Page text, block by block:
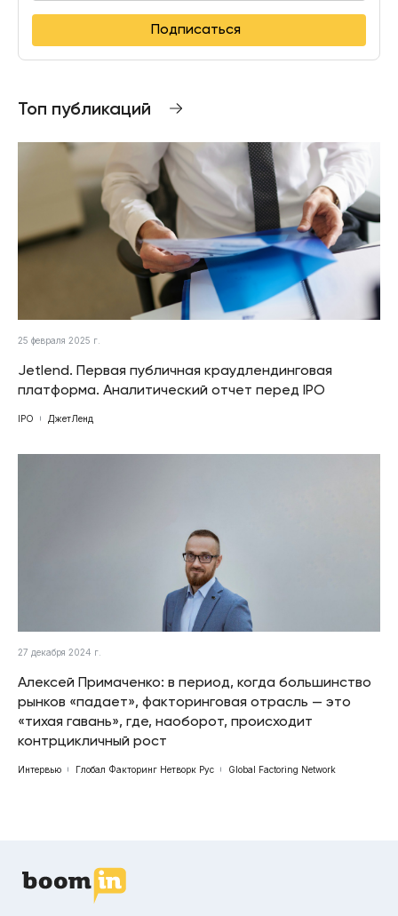
Подписаться
Топ публикаций
25 февраля 2025 г.
Jetlend. Первая публичная краудлендинговая
платформа. Аналитический отчет перед IPO
IPO ДжетЛенд
27 декабря 2024 г.
Алексей Примаченко: в период, когда большинство
рынков «падает», факторинговая отрасль — это
«тихая гавань», где, наоборот, происходит
контрцикличный рост
Интервью Глобал Факторинг Нетворк Рус Global Factoring Network